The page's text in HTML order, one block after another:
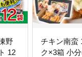
野
12
チキン南蛮
ク×3箱 小